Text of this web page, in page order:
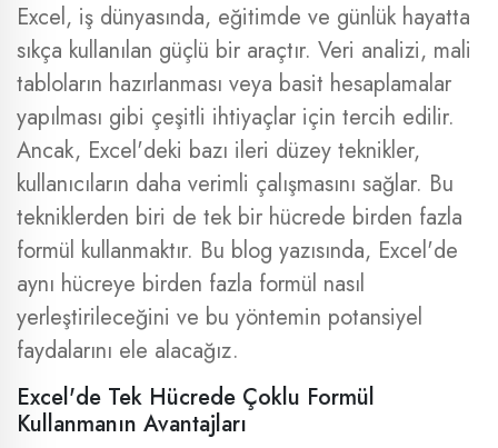
Excel, iş dünyasında, eğitimde ve günlük hayatta
sıkça kullanılan güçlü bir araçtır. Veri analizi, mali
tabloların hazırlanması veya basit hesaplamalar
yapılması gibi çeşitli ihtiyaçlar için tercih edilir.
Ancak, Excel'deki bazı ileri düzey teknikler,
kullanıcıların daha verimli çalışmasını sağlar. Bu
tekniklerden biri de tek bir hücrede birden fazla
formül kullanmaktır. Bu blog yazısında, Excel'de
aynı hücreye birden fazla formül nasıl
yerleştirileceğini ve bu yöntemin potansiyel
faydalarını ele alacağız.
Excel'de Tek Hücrede Çoklu Formül
Kullanmanın Avantajları